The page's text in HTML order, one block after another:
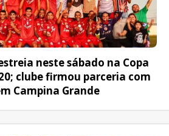
neste sábado na Copa
clube firmou parceria com
Campina Grande